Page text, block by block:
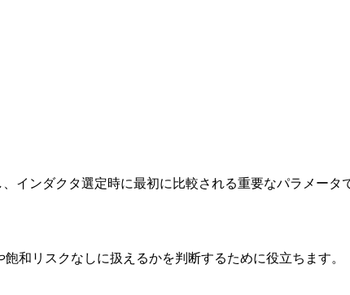
インダクタ選定時に最初に比較される重要なパラメータ
和リスクなしに扱えるかを判断するために役立ちます。